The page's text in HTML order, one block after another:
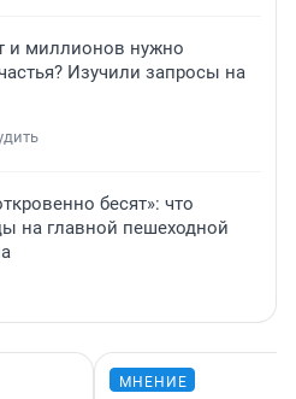
и миллионов нужно
Изучили запросы на
бесят»: что
на главной пешеходной
МНЕНИЕ